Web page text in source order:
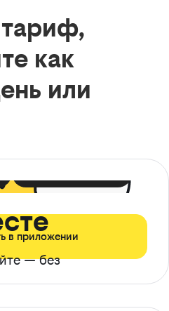
как
или
— без
в приложении